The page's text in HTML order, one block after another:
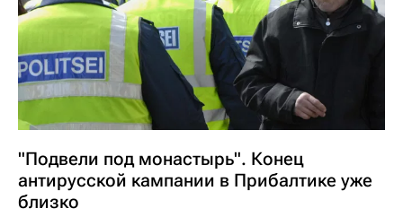
"Подвели под монастырь". Конец
антирусской кампании в Прибалтике уже
близко